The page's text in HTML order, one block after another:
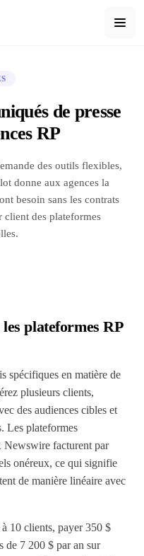
de presse
RP
des outils flexibles,
donne aux agences la
besoin sans les contrats
client des plateformes
plateformes RP
spécifiques en matière de
plusieurs clients,
des audiences cibles et
Les plateformes
Newswire facturent par
onéreux, ce qui signifie
de manière linéaire avec
10 clients, payer 350 $
de 7 200 $ par an sur